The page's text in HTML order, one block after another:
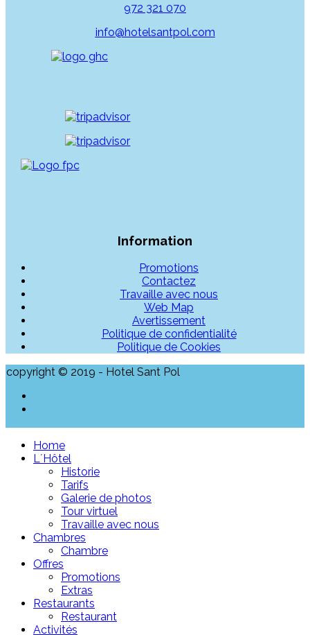
972 321 070
info@hotelsantpol.com
Information
Promotions
Contactez
Travaille avec nous
Web Map
Avertissement
Politique de confidentialité
Politique de Cookies
copyright © 2019 - Hotel Sant Pol
Home
L´Hôtel
Historie
Tarifs
Galerie de photos
Tour virtuel
Travaille avec nous
Chambres
Chambre
Offres
Promotions
Extras
Restaurants
Restaurant
Activités